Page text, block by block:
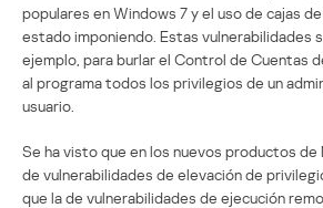
populares en Windows 7 y el uso de cajas
estado imponiendo. Estas vulnerabilidades
ejemplo, para burlar el Control de Cuentas
al programa todos los privilegios de un
usuario.
Se ha visto que en los nuevos productos
de vulnerabilidades de elevación de
que la de vulnerabilidades de ejecución